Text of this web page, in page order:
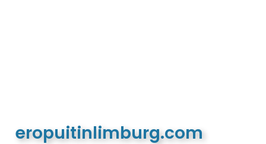
eropuitinlimburg.com